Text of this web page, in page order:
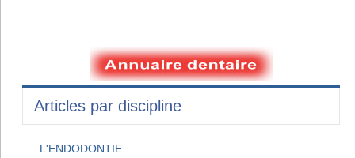
Articles par discipline
L'ENDODONTIE